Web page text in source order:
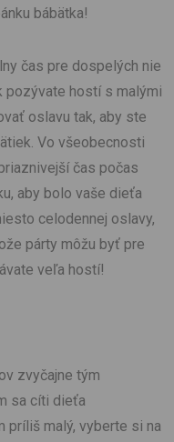
bábätka!
čas pre dospelých nie
pozývate hostí s malými
oslavu tak, aby ste
Vo všeobecnosti
čas počas
aby bolo vaše dieťa
celodennej oslavy,
párty môžu byť pre
veľa hostí!
zvyčajne tým
sa cíti dieťa
príliš malý, vyberte si na